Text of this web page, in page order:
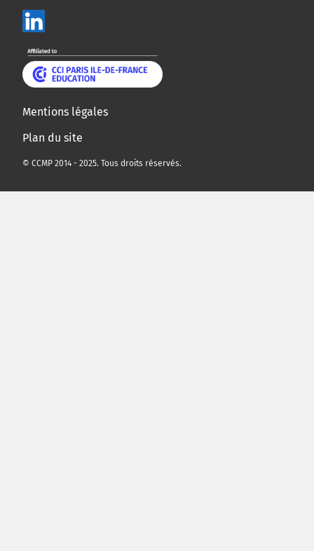
Mentions légales
Plan du site
© CCMP 2014 - 2025. Tous droits réservés.